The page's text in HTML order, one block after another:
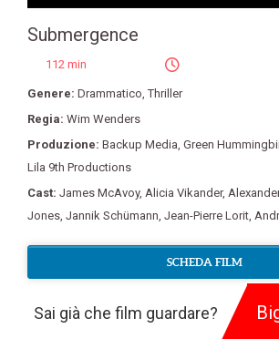
Submergence
112 min
Genere: Drammatico ,Thriller
Regia: Wim Wenders
Produzione: Backup Media Green
Lila 9th Productions
Cast: James McAvoy, Alicia Vikander,
Jones Jannik Schümann Jean-Pierre Lorit
SCHEDA FILM
Sai già che film guardare?